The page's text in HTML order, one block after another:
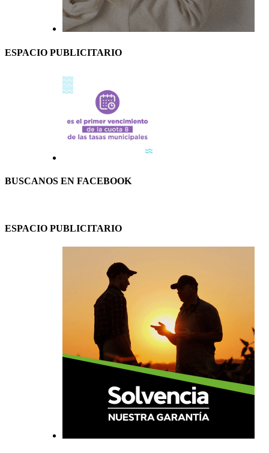
ESPACIO PUBLICITARIO
BUSCANOS EN FACEBOOK
ESPACIO PUBLICITARIO